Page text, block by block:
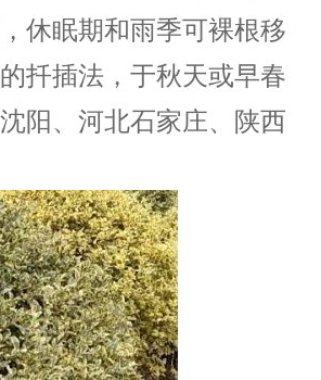
休眠期和雨季可裸根移
扦插法，于秋天或早春
阳、河北石家庄、陕西